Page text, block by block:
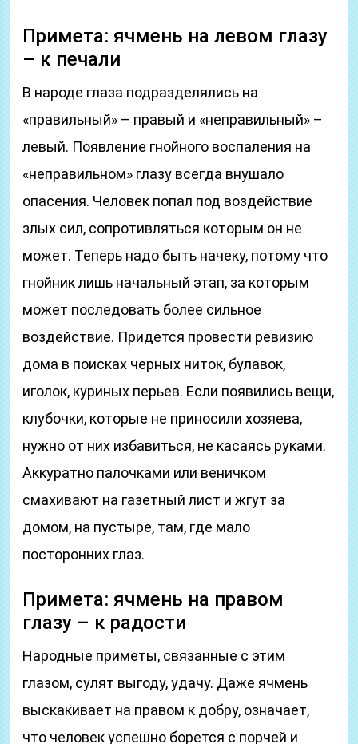
Примета: ячмень на левом глазу
– к печали
В народе глаза подразделялись на
«правильный» – правый и «неправильный» –
левый. Появление гнойного воспаления на
«неправильном» глазу всегда внушало
опасения. Человек попал под воздействие
злых сил, сопротивляться которым он не
может. Теперь надо быть начеку, потому что
гнойник лишь начальный этап, за которым
может последовать более сильное
воздействие. Придется провести ревизию
дома в поисках черных ниток, булавок,
иголок, куриных перьев. Если появились вещи,
клубочки, которые не приносили хозяева,
нужно от них избавиться, не касаясь руками.
Аккуратно палочками или веничком
смахивают на газетный лист и жгут за
домом, на пустыре, там, где мало
посторонних глаз.
Примета: ячмень на правом
глазу – к радости
Народные приметы, связанные с этим
глазом, сулят выгоду, удачу. Даже ячмень
выскакивает на правом к добру, означает,
что человек успешно борется с порчей и